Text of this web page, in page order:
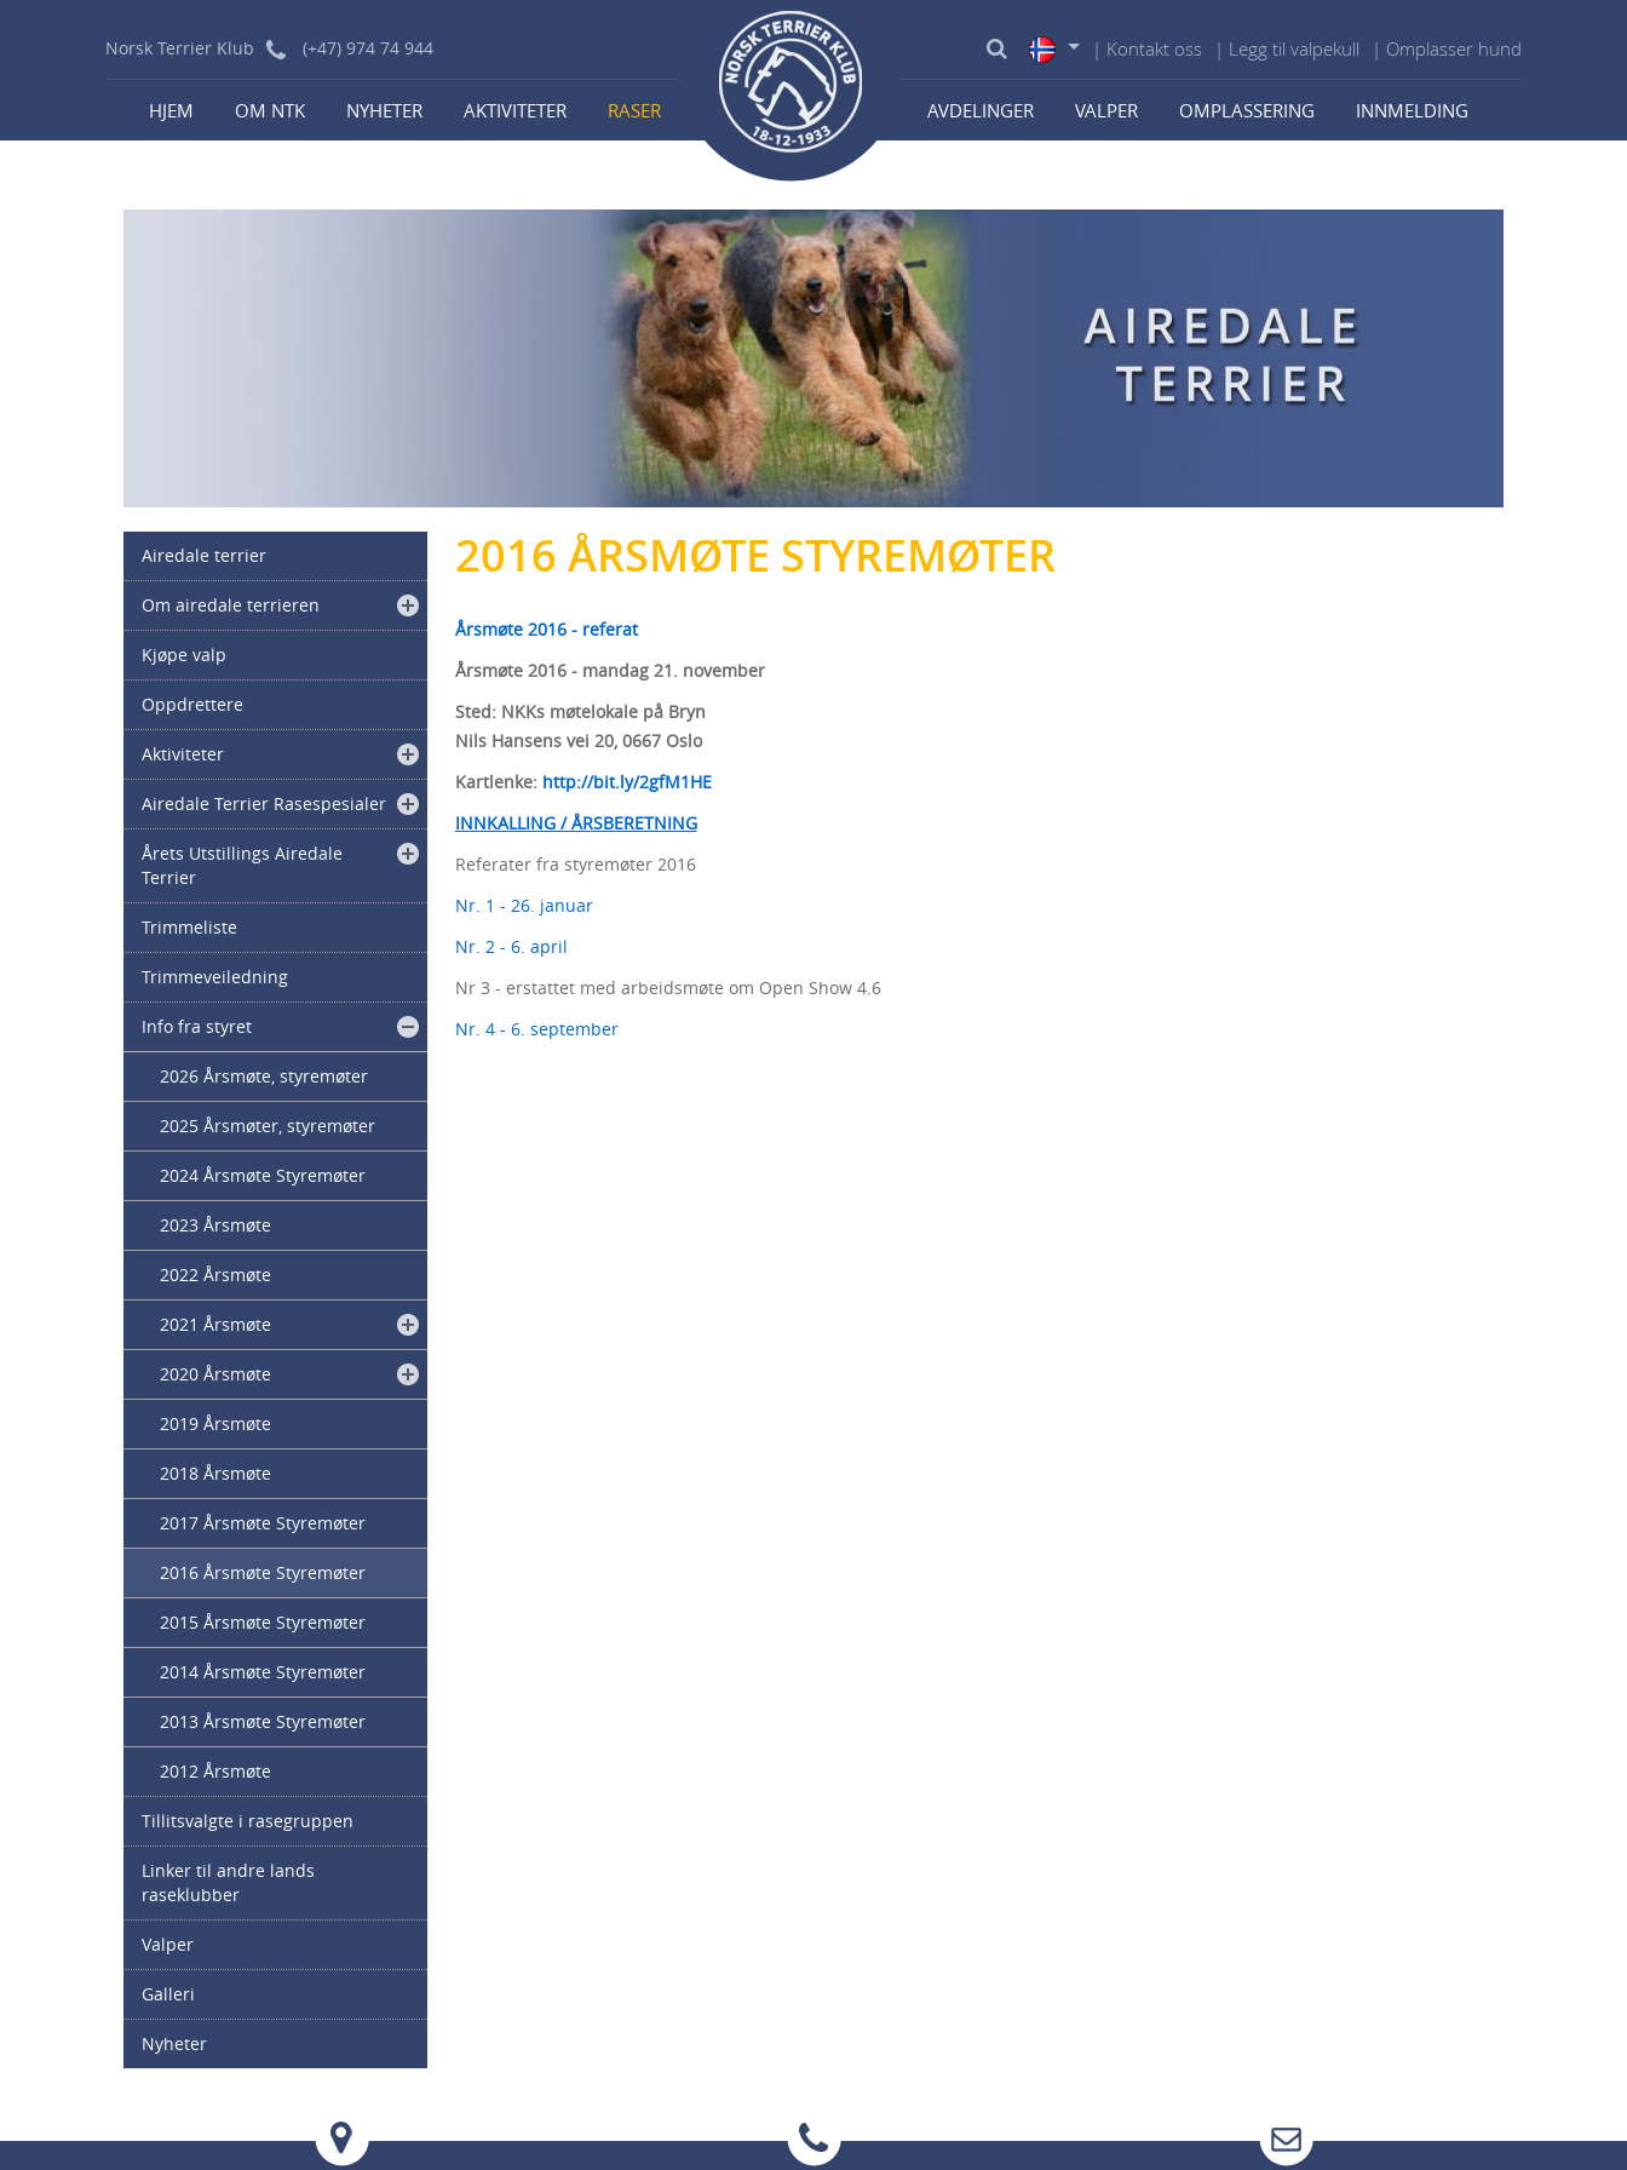
Norsk Terrier Klub (+47) 974 74 944 | Kontakt oss | Legg til valpekull | Omplasser hund
HJEM OM NTK NYHETER AKTIVITETER RASER AVDELINGER VALPER OMPLASSERING INNMELDING
Airedale terrier
Om airedale terrieren
Kjøpe valp
Oppdrettere
Aktiviteter
Airedale Terrier Rasespesialer
Årets Utstillings Airedale
Terrier
Trimmeliste
Trimmeveiledning
Info fra styret
2026 Årsmøte, styremøter
2025 Årsmøter, styremøter
2024 Årsmøte Styremøter
2023 Årsmøte
2022 Årsmøte
2021 Årsmøte
2020 Årsmøte
2019 Årsmøte
2018 Årsmøte
2017 Årsmøte Styremøter
2016 Årsmøte Styremøter
2015 Årsmøte Styremøter
2014 Årsmøte Styremøter
2013 Årsmøte Styremøter
2012 Årsmøte
Tillitsvalgte i rasegruppen
Linker til andre lands
raseklubber
Valper
Galleri
Nyheter
2016 ÅRSMØTE STYREMØTER
Årsmøte 2016 - referat
Årsmøte 2016 - mandag 21. november
Sted: NKKs møtelokale på Bryn
Nils Hansens vei 20, 0667 Oslo
Kartlenke: http://bit.ly/2gfM1HE
INNKALLING / ÅRSBERETNING
Referater fra styremøter 2016
Nr. 1 - 26. januar
Nr. 2 - 6. april
Nr 3 - erstattet med arbeidsmøte om Open Show 4.6
Nr. 4 - 6. september